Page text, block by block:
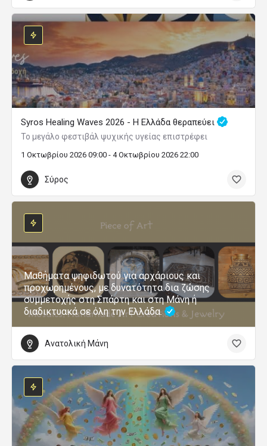
Syros Healing Waves 2026 - Η Ελλάδα θεραπεύει
Το μεγάλο φεστιβάλ ψυχικής υγείας επιστρέφει
1 Οκτωβρίου 2026 09:00 - 4 Οκτωβρίου 2026 22:00
Σύρος
Μαθήματα ψηφιδωτού για αρχάριους και
προχωρημένους, με δυνατότητα δια ζώσης
συμμετοχής στη Σπάρτη και στη Μάνη ή
διαδικτυακά σε όλη την Ελλάδα.
Ανατολική Μάνη